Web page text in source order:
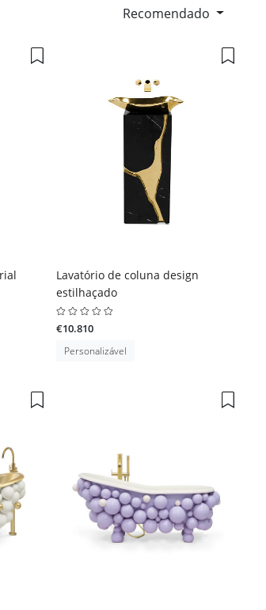
Recomendado
Lavatório de coluna design
estilhaçado
€10.810
Personalizável